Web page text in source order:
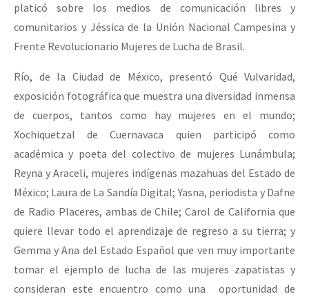
platicó sobre los medios de comunicación libres y
comunitarios y Jéssica de la Unión Nacional Campesina y
Frente Revolucionario Mujeres de Lucha de Brasil.
Río, de la Ciudad de México, presentó Qué Vulvaridad,
exposición fotográfica que muestra una diversidad inmensa
de cuerpos, tantos como hay mujeres en el mundo;
Xochiquetzal de Cuernavaca quien participó como
académica y poeta del colectivo de mujeres Lunámbula;
Reyna y Araceli, mujeres indígenas mazahuas del Estado de
México; Laura de La Sandía Digital; Yasna, periodista y Dafne
de Radio Placeres, ambas de Chile; Carol de California que
quiere llevar todo el aprendizaje de regreso a su tierra; y
Gemma y Ana del Estado Español que ven muy importante
tomar el ejemplo de lucha de las mujeres zapatistas y
consideran este encuentro como una oportunidad de